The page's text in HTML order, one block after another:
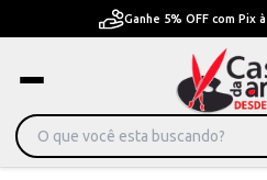
Pague em Até 6x sem